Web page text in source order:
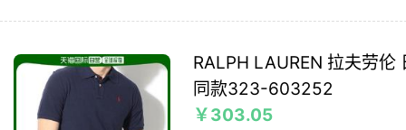
RALPH LAUREN 拉夫劳伦
同款323-603252
￥303.05